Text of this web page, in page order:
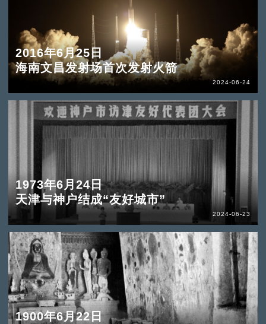
2016年6月25日
海南文昌发射场首次发射火箭
2024-06-24
1973年6月24日
天津与神户结成“友好城市”
2024-06-23
1900年6月22日